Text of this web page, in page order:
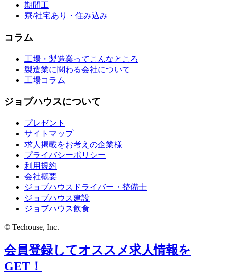
期間工
寮/社宅あり・住み込み
コラム
工場・製造業ってこんなところ
製造業に関わる会社について
工場コラム
ジョブハウスについて
プレゼント
サイトマップ
求人掲載をお考えの企業様
プライバシーポリシー
利用規約
会社概要
ジョブハウスドライバー・整備士
ジョブハウス建設
ジョブハウス飲食
© Techouse, Inc.
会員登録してオススメ求人情報を
GET！